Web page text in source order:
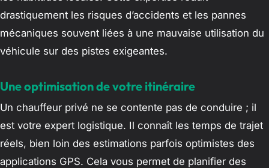
drastiquement les risques d’accidents et les pannes
mécaniques souvent liées à une mauvaise utilisation du
véhicule sur des pistes exigeantes.
Une optimisation de votre itinéraire
Un chauffeur privé ne se contente pas de conduire ; il
est votre expert logistique. Il connaît les temps de trajet
réels, bien loin des estimations parfois optimistes des
applications GPS. Cela vous permet de planifier des